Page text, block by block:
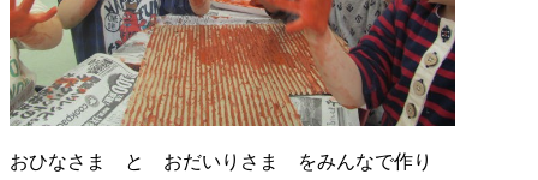
おひなさま と おだいりさま をみんなで作り